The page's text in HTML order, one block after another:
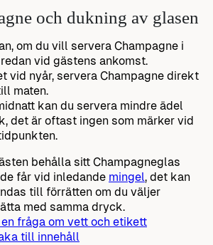
och dukning av glasen
om du vill servera Champagne i
vid gästens ankomst.
vid nyår, servera Champagne direkt
maten.
kan du servera mindre ädel
det är oftast ingen som märker vid
behålla sitt Champagneglas
får vid inledande mingel, det kan
till förrätten om du väljer
med samma dryck.
fråga om vett och etikett
till innehåll